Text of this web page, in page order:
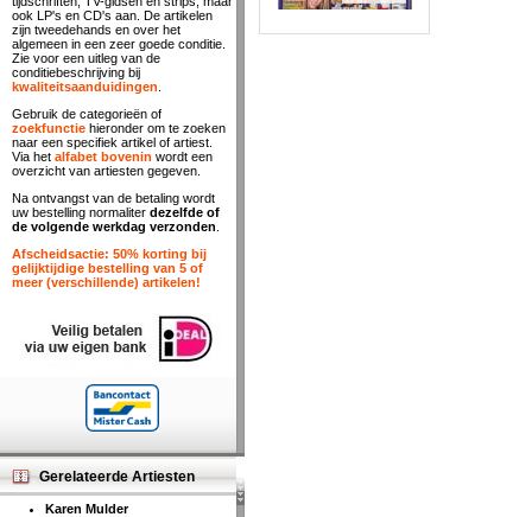
ook LP's en CD's aan. De artikelen
zijn tweedehands en over het
algemeen in een zeer goede conditie.
Zie voor een uitleg van de
conditiebeschrijving bij
kwaliteitsaanduidingen
Gebruik de categorieën of
zoekfunctie hieronder om te zoeken
naar een specifiek artikel of artiest.
Via het alfabet bovenin wordt een
overzicht van artiesten gegeven.
Na ontvangst van de betaling wordt
uw bestelling normaliter dezelfde of
de volgende werkdag verzonden
Afscheidsactie: 50% korting bij
gelijktijdige bestelling van 5 of
meer (verschillende) artikelen!
Gerelateerde Artiesten
Karen Mulder